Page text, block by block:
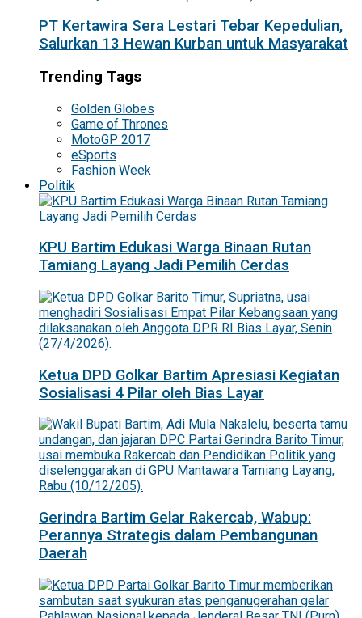
PT Kertawira Sera Lestari Tebar Kepedulian,
Salurkan 13 Hewan Kurban untuk Masyarakat
Trending Tags
Golden Globes
Game of Thrones
MotoGP 2017
eSports
Fashion Week
Politik
KPU Bartim Edukasi Warga Binaan Rutan
Tamiang Layang Jadi Pemilih Cerdas
Ketua DPD Golkar Bartim Apresiasi Kegiatan
Sosialisasi 4 Pilar oleh Bias Layar
Gerindra Bartim Gelar Rakercab, Wabup:
Perannya Strategis dalam Pembangunan
Daerah